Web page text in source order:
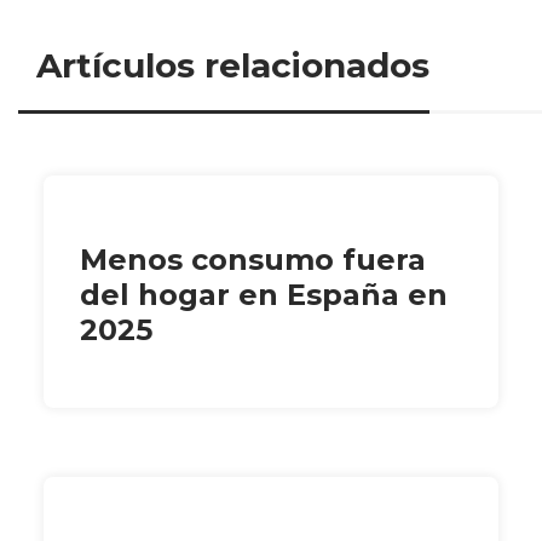
Artículos relacionados
Menos consumo fuera
del hogar en España en
2025